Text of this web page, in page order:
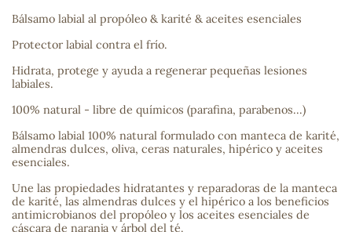
Bálsamo labial al propóleo & karité & aceites esenciales
Protector labial contra el frío.
Hidrata, protege y ayuda a regenerar pequeñas lesiones
labiales.
100% natural - libre de químicos (parafina, parabenos...)
Bálsamo labial 100% natural formulado con manteca de karité,
almendras dulces, oliva, ceras naturales, hipérico y aceites
esenciales.
Une las propiedades hidratantes y reparadoras de la manteca
de karité, las almendras dulces y el hipérico a los beneficios
antimicrobianos del propóleo y los aceites esenciales de
cáscara de naranja y árbol del té.